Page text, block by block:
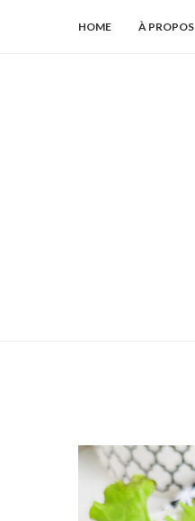
HOME À PROPOS